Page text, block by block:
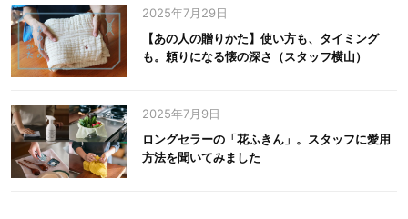
2025年7月29日
【あの人の贈りかた】使い方も、タイミング
も。頼りになる懐の深さ（スタッフ横山）
2025年7月9日
ロングセラーの「花ふきん」。スタッフに愛用
方法を聞いてみました